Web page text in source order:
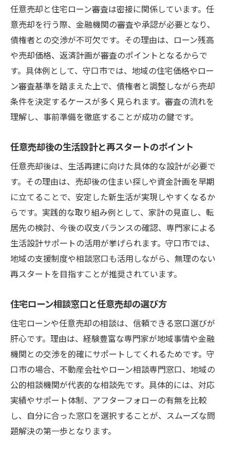
住宅ローン審査が厳しい時の任意売却対策
任意売却と住宅ローン本審査の関係を理解
審査落ち後でもできる任意売却の流れと注
意
任意売却選択がもたらす家計再生の可能性
任意売却を成功させるための必要な準備
任意売却後に考える次の住宅ローン戦略
任意売却の基本的な流れと手続きの要点
返済計画見直し時に任意売却を検討する理
由
任意売却成功のカギは早めの相談と準備
任意売却後に必要な家計の再設計ポイント
任意売却とローン相談の同時進行のコツ
任意売却経験談に学ぶ返済計画の立て直し
任意売却でローン問題を乗り越えるためのヒン
ト
任意売却活用で住宅ローン問題を解消する
任意売却時に注意したいポイントと対策案
任意売却に強い相談先の選び方と活用法
任意売却後の生活再建を実現する準備とは
任意売却を通じて安心な暮らしを築くヒン
ト
任意売却と住宅ローン改善策の実例紹介
今こそ知りたい任意売却による生活再建のポイ
任意売却と住宅ローン審査は密接に関係しています。任
意売却を行う際、金融機関の審査や承認が必要となり、
債権者との交渉が不可欠です。その理由は、ローン残高
や売却価格、返済計画が審査のポイントとなるからで
す。具体例として、守口市では、地域の住宅価格やロー
ン審査基準を踏まえた上で、債権者と調整しながら売却
条件を決定するケースが多く見られます。審査の流れを
理解し、事前準備を徹底することが成功の鍵です。
任意売却後の生活設計と再スタートのポイント
任意売却後は、生活再建に向けた具体的な設計が必要で
す。その理由は、売却後の住まい探しや資金計画を早期
に立てることで、安定した新生活が実現しやすくなるか
らです。実践的な取り組み例として、家計の見直し、転
居先の検討、今後の収支バランスの確認、専門家による
生活設計サポートの活用が挙げられます。守口市では、
地域の支援制度や相談窓口も活用しながら、無理のない
再スタートを目指すことが推奨されています。
住宅ローン相談窓口と任意売却の選び方
住宅ローンや任意売却の相談は、信頼できる窓口選びが
肝心です。理由は、経験豊富な専門家が地域事情や金融
機関との交渉を的確にサポートしてくれるためです。守
口市の場合、不動産会社やローン相談専門窓口、地域の
公的相談機関が代表的な相談先です。具体的には、対応
実績やサポート体制、アフターフォローの有無を比較
し、自分に合った窓口を選択することが、スムーズな問
題解決の第一歩となります。